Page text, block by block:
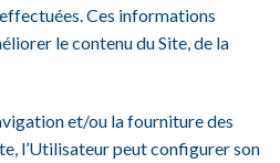
Ces informations
le contenu du Site, de la
et/ou la fourniture des
l’Utilisateur peut configurer son